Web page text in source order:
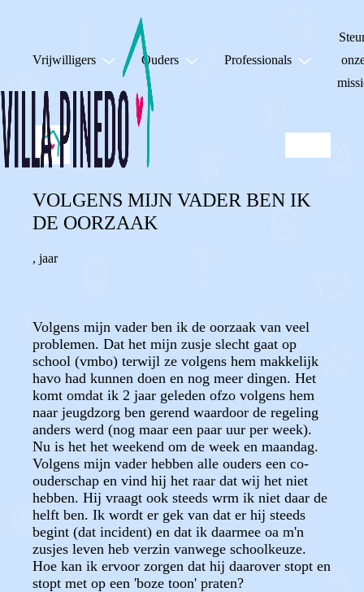
Vrijwilligers Ouders Professionals
VOLGENS MIJN VADER BEN IK
DE OORZAAK
, jaar
Volgens mijn vader ben ik de oorzaak van veel
problemen. Dat het mijn zusje slecht gaat op
school (vmbo) terwijl ze volgens hem makkelijk
havo had kunnen doen en nog meer dingen. Het
komt omdat ik 2 jaar geleden ofzo volgens hem
naar jeugdzorg ben gerend waardoor de regeling
anders werd (nog maar een paar uur per week).
Nu is het het weekend om de week en maandag.
Volgens mijn vader hebben alle ouders een co-
ouderschap en vind hij het raar dat wij het niet
hebben. Hij vraagt ook steeds wrm ik niet daar de
helft ben. Ik wordt er gek van dat er hij steeds
begint (dat incident) en dat ik daarmee oa m'n
zusjes leven heb verzin vanwege schoolkeuze.
Hoe kan ik ervoor zorgen dat hij daarover stopt en
stopt met op een 'boze toon' praten?